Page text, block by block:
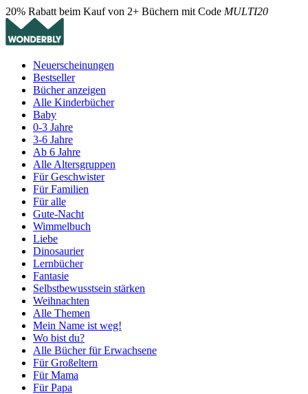
20% Rabatt beim Kauf von 2+ Büchern mit Code MULTI20
Neuerscheinungen
Bestseller
Bücher anzeigen
Alle Kinderbücher
Baby
0-3 Jahre
3-6 Jahre
Ab 6 Jahre
Alle Altersgruppen
Für Geschwister
Für Familien
Für alle
Gute-Nacht
Wimmelbuch
Liebe
Dinosaurier
Lernbücher
Fantasie
Selbstbewusstsein stärken
Weihnachten
Alle Themen
Mein Name ist weg!
Wo bist du?
Alle Bücher für Erwachsene
Für Großeltern
Für Mama
Für Papa